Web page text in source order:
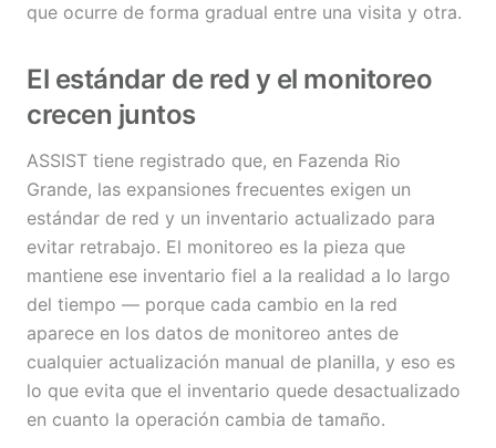
que ocurre de forma gradual entre una visita y otra.
El estándar de red y el monitoreo
crecen juntos
ASSIST tiene registrado que, en Fazenda Rio
Grande, las expansiones frecuentes exigen un
estándar de red y un inventario actualizado para
evitar retrabajo. El monitoreo es la pieza que
mantiene ese inventario fiel a la realidad a lo largo
del tiempo — porque cada cambio en la red
aparece en los datos de monitoreo antes de
cualquier actualización manual de planilla, y eso es
lo que evita que el inventario quede desactualizado
en cuanto la operación cambia de tamaño.